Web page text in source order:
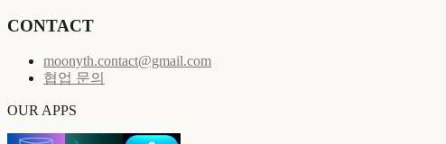
CONTACT
moonyth.contact@gmail.com
협업 문의
OUR APPS